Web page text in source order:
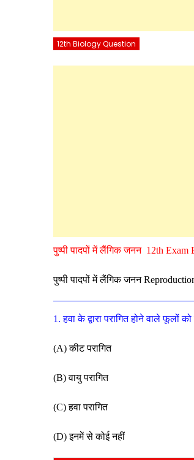
12th Biology Question
पुष्पी पादपों में लैंगिक जनन 12th
पुष्पी पादपों में लैंगिक जनन
1. हवा के द्वारा परागित होने वाले फूलों
(A) कीट परागित
(B) वायु परागित
(C) हवा परागित
(D) इनमें से कोई नहीं